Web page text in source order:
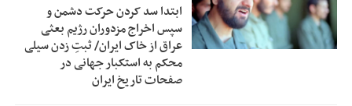
ابتدا سد کردن حرکت دشمن و
سپس اخراج مزدوران رژیم بعثی
عراق از خاک ایران/ ثبتِ زدن سیلی
محکم به استکبار جهانی در
صفحات تاریخ ایران